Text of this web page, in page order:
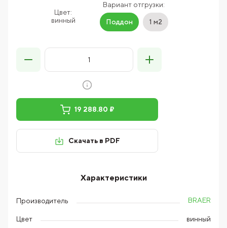
Цвет:
винный
Вариант отгрузки:
Поддон 1 м2
19 288.80 ₽
Скачать в PDF
Характеристики
Производитель BRAER
Цвет винный